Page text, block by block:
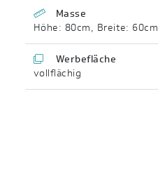
Masse
Höhe: 80cm, Breite: 60cm
Werbefläche
vollflächig